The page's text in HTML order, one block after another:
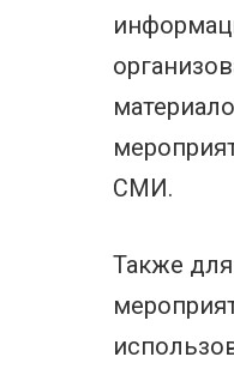
СМИ.
Также